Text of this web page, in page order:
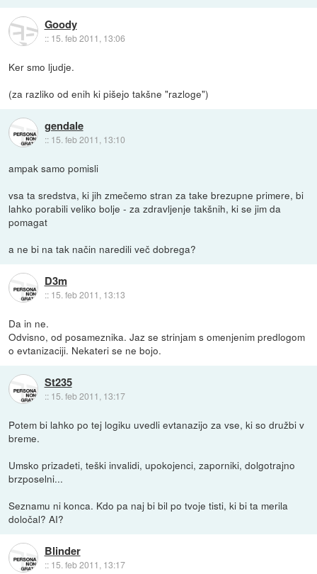
Goody
:: 15. feb 2011, 13:06
Ker smo ljudje.
(za razliko od enih ki pišejo takšne "razloge")
gendale
:: 15. feb 2011, 13:10
ampak samo pomisli
vsa ta sredstva, ki jih zmečemo stran za take brezupne primere, bi
lahko porabili veliko bolje - za zdravljenje takšnih, ki se jim da
pomagat
a ne bi na tak način naredili več dobrega?
D3m
:: 15. feb 2011, 13:13
Da in ne.
Odvisno, od posameznika. Jaz se strinjam s omenjenim predlogom
o evtanizaciji. Nekateri se ne bojo.
St235
:: 15. feb 2011, 13:17
Potem bi lahko po tej logiku uvedli evtanazijo za vse, ki so družbi v
breme.
Umsko prizadeti, teški invalidi, upokojenci, zaporniki, dolgotrajno
brzposelni...
Seznamu ni konca. Kdo pa naj bi bil po tvoje tisti, ki bi ta merila
določal? AI?
Blinder
:: 15. feb 2011, 13:17